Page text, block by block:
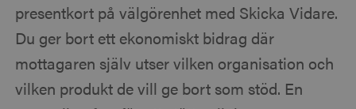
presentkort på välgörenhet med Skicka Vidare.
Du ger bort ett ekonomiskt bidrag där
mottagaren själv utser vilken organisation och
vilken produkt de vill ge bort som stöd. En